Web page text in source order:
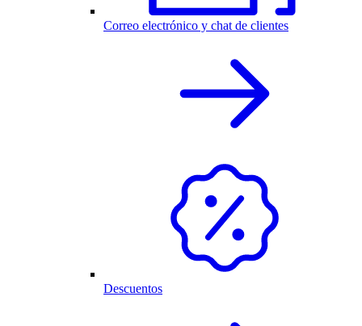
Correo electrónico y chat de clientes
Descuentos